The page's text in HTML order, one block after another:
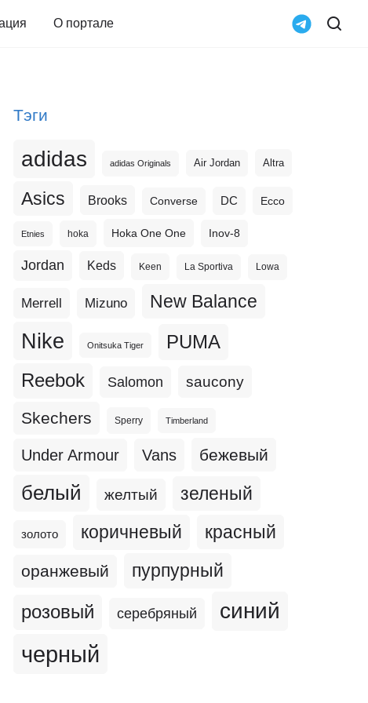
О портале
Тэги
adidas adidas Originals Air Jordan Altra
Asics Brooks Converse DC Ecco
Etnies hoka Hoka One One Inov-8
Jordan Keds Keen La Sportiva Lowa
Merrell Mizuno New Balance
Nike Onitsuka Tiger PUMA
Reebok Salomon saucony
Skechers Sperry Timberland
Under Armour Vans бежевый
белый желтый зеленый
золото коричневый красный
оранжевый пурпурный
розовый серебряный синий
черный